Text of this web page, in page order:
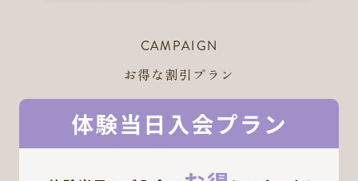
CAMPAIGN
お得な割引プラン